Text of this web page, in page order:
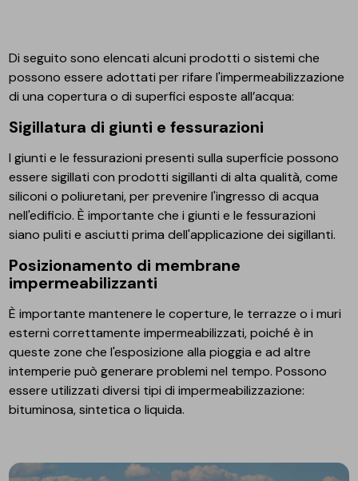
Di seguito sono elencati alcuni prodotti o sistemi che
possono essere adottati per rifare l'impermeabilizzazione
di una copertura o di superfici esposte all’acqua:
Sigillatura di giunti e fessurazioni
I giunti e le fessurazioni presenti sulla superficie possono
essere sigillati con prodotti sigillanti di alta qualità, come
siliconi o poliuretani, per prevenire l'ingresso di acqua
nell'edificio. È importante che i giunti e le fessurazioni
siano puliti e asciutti prima dell'applicazione dei sigillanti.
Posizionamento di membrane
impermeabilizzanti
È importante mantenere le coperture, le terrazze o i muri
esterni correttamente impermeabilizzati, poiché è in
queste zone che l'esposizione alla pioggia e ad altre
intemperie può generare problemi nel tempo. Possono
essere utilizzati diversi tipi di impermeabilizzazione:
bituminosa, sintetica o liquida.